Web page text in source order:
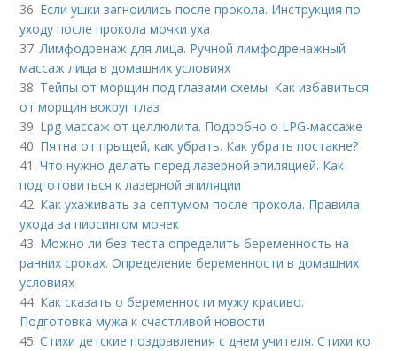
36. Если ушки загноились после прокола. Инструкция по
уходу после прокола мочки уха
37.Лимфодренаж для лица. Ручной лимфодренажный
массаж лица в домашних условиях
38. Тейпы от морщин под глазами схемы. Как избавиться
от морщин вокруг глаз
39. Lpg массаж от целлюлита. Подробно о LPG-массаже
40. Пятна от прыщей, как убрать. Как убрать постакне?
41.Что нужно делать перед лазерной эпиляцией. Как
подготовиться к лазерной эпиляции
42. Как ухаживать за септумом после прокола. Правила
ухода за пирсингом мочек
43. Можно ли без теста определить беременность на
ранних сроках. Определение беременности в домашних
условиях
44. Как сказать о беременности мужу красиво.
Подготовка мужа к счастливой новости
45.Стихи детские поздравления с днем учителя. Стихи ко